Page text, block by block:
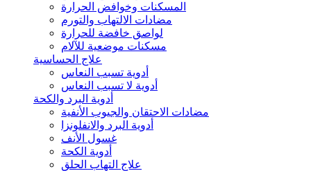
المسكنات وخوافض الحرارة
مضادات الالتهاب والتورم
لواصق خافضة للحرارة
مسكنات موضعية للآلام
علاج الحساسية
أدوية تسبب النعاس
أدوية لا تسبب النعاس
أدوية البرد والكحة
مضادات الاحتقان والجيوب الأنفية
أدوية البرد والانفلونزا
غسول الأنف
أدوية الكحة
علاج التهاب الحلق